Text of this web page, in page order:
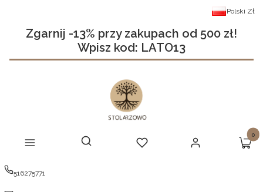
Polski Zł
Zgarnij -13% przy zakupach od 500 zł!
Wpisz kod: LATO13
Menu Otwórz wyszukiwarkę
Szukaj Ulubione Zaloguj się
516275771